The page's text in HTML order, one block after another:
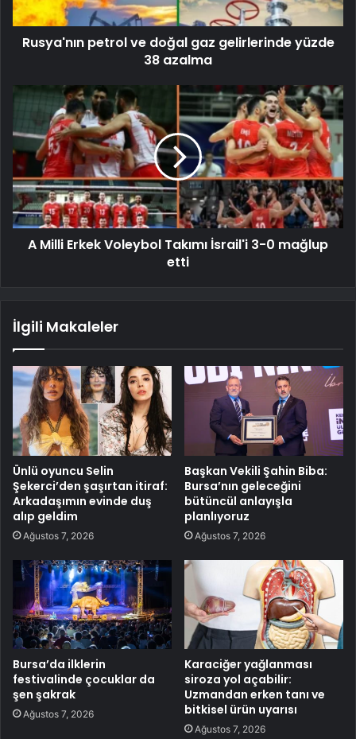
Rusya'nın petrol ve doğal gaz gelirlerinde yüzde
38 azalma
A Milli Erkek Voleybol Takımı İsrail'i 3-0 mağlup
etti
İlgili Makaleler
Ünlü oyuncu Selin
Şekerci’den şaşırtan itiraf:
Arkadaşımın evinde duş
alıp geldim
Ağustos 7, 2026
Başkan Vekili Şahin Biba:
Bursa’nın geleceğini
bütüncül anlayışla
planlıyoruz
Ağustos 7, 2026
Bursa’da ilklerin
festivalinde çocuklar da
şen şakrak
Ağustos 7, 2026
Karaciğer yağlanması
siroza yol açabilir:
Uzmandan erken tanı ve
bitkisel ürün uyarısı
Ağustos 7, 2026